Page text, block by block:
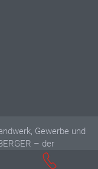
Gewerbe und
– der